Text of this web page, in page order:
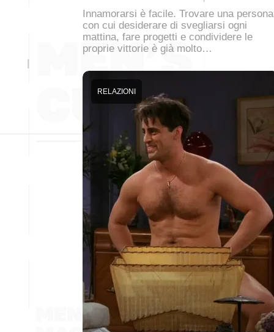
Innamorarsi è facile. Trovare una persona
con cui desiderare di svegliarsi ogni
mattina, fare progetti e condividere le
proprie vittorie è già molto…
RELAZIONI